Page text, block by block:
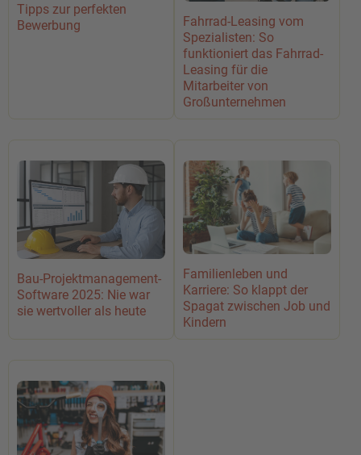
Tipps zur perfekten
Bewerbung
Fahrrad-Leasing vom
Spezialisten: So
funktioniert das Fahrrad-
Leasing für die
Mitarbeiter von
Großunternehmen
Bau-Projektmanagement-
Software 2025: Nie war
sie wertvoller als heute
Familienleben und
Karriere: So klappt der
Spagat zwischen Job und
Kindern